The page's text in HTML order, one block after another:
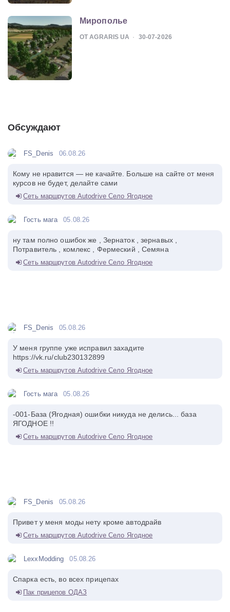
Мирополье
ОТ AGRARIS UA 30-07-2026
Обсуждают
FS_Denis 06.08.26
Кому не нравится — не качайте. Больше на сайте от меня
курсов не будет, делайте сами
Сеть маршрутов Autodrive Село Ягодное
Гость мага 05.08.26
ну там полно ошибок же , Зернаток , зернавых ,
Потравитель , комлекс , Фермеский , Семяна
Сеть маршрутов Autodrive Село Ягодное
FS_Denis 05.08.26
У меня группе уже исправил захадите
https://vk.ru/club230132899
Сеть маршрутов Autodrive Село Ягодное
Гость мага 05.08.26
-001-База (Ягодная) ошибки никуда не делись... база
ЯГОДНОЕ !!
Сеть маршрутов Autodrive Село Ягодное
FS_Denis 05.08.26
Привет у меня моды нету кроме автодрайв
Сеть маршрутов Autodrive Село Ягодное
LexxModding 05.08.26
Спарка есть, во всех прицепах
Пак прицепов ОДАЗ